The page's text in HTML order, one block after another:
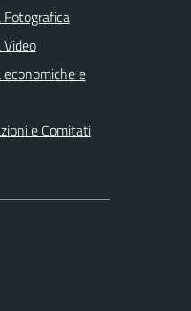
Fotografica
e
e Comitati